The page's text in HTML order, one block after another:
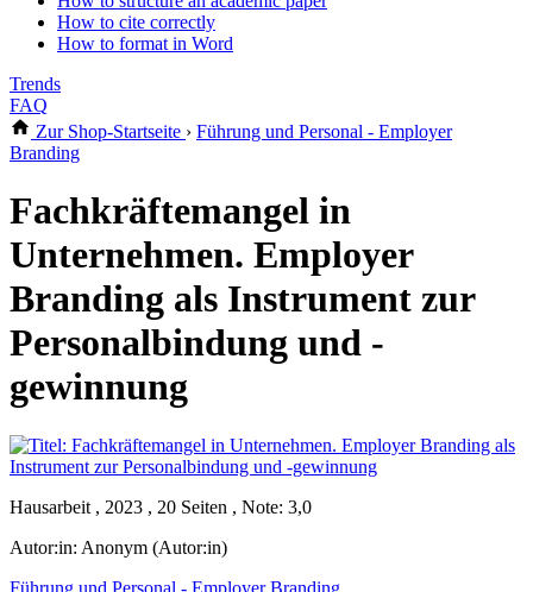
How to cite correctly
How to format in Word
Trends
FAQ
Zur Shop-Startseite › Führung und Personal - Employer
Branding
Fachkräftemangel in
Unternehmen. Employer
Branding als Instrument zur
Personalbindung und -
gewinnung
Hausarbeit , 2023 , 20 Seiten , Note: 3,0
Autor:in: Anonym (Autor:in)
Führung und Personal - Employer Branding